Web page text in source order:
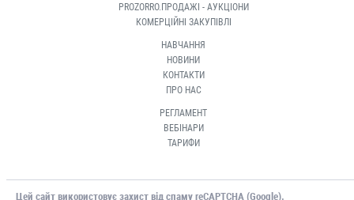
PROZORRO.ПРОДАЖІ - АУКЦІОНИ
КОМЕРЦІЙНІ ЗАКУПІВЛІ
НАВЧАННЯ
НОВИНИ
КОНТАКТИ
ПРО НАС
РЕГЛАМЕНТ
ВЕБІНАРИ
ТАРИФИ
Цей сайт використовує захист від спаму reCAPTCHA (Google).